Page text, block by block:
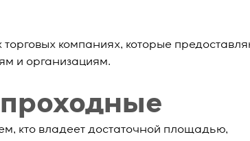
компаниях, которые
и организациям.
кто владеет достаточной площадью,